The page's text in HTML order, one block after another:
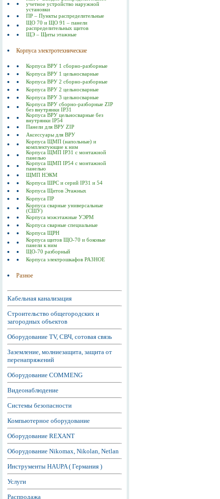
учетное устройство наружной
установки
ПР – Пункты распределительные
ЩО 70 и ЩО 91 – панели
распределительных щитов
ЩЭ – Щиты этажные
Корпуса электротехнические
Корпуса ВРУ 1 сборно-разборные
Корпуса ВРУ 1 цельносварные
Корпуса ВРУ 2 сборно-разборные
Корпуса ВРУ 2 цельносварные
Корпуса ВРУ 3 цельносварные
Корпуса ВРУ сборно-разборные ZIP
без внутрянки IP31
Корпуса ВРУ цельносварные без
внутрянки IP54
Панели для ВРУ ZIP
Аксессуары для ВРУ
Корпуса ЩМП (напольные) и
комплектующие к ним
Корпуса ЩМП IP31 с монтажной
панелью
Корпуса ЩМП IP54 с монтажной
панелью
ЩМП НЭКМ
Корпуса ШРС и серий IP31 и 54
Корпуса Щитов Этажных
Корпуса ПР
Корпуса сварные универсальные
(СШУ)
Корпуса мэжэтажные УЭРМ
Корпуса сварные специальные
Корпуса ЩРН
Корпуса щитов ЩО-70 и боковые
панели к ним
ЩО-70 разборный
Корпуса электрошкафов РАЗНОЕ
Разное
Кабельная канализация
Строительство общегородских и
загородных объектов
Оборудование TV, СВЧ, сотовая связь
Заземление, молниезащита, защита от
перенапряжений
Оборудование COMMENG
Видеонаблюдение
Системы безопасности
Компьютерное оборудование
Оборудование REXANT
Оборудование Nikomax, Nikolan, Netlan
Инструменты HAUPA ( Германия )
Услуги
Распродажа